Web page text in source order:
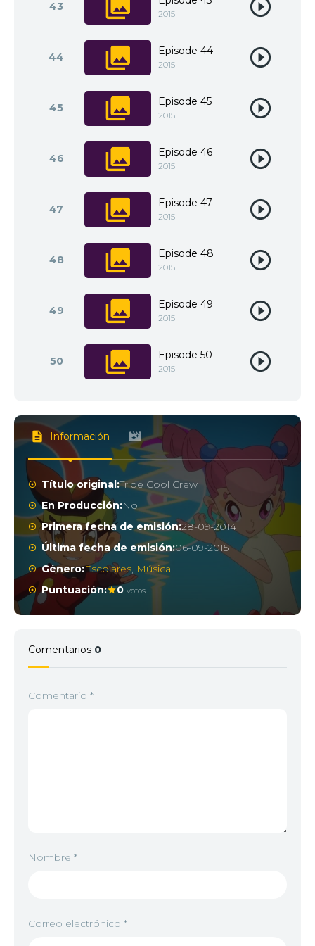
43
2015
44 Episode 44
2015
45 Episode 45
2015
46 Episode 46
2015
47 Episode 47
2015
48 Episode 48
2015
49 Episode 49
2015
50 Episode 50
2015
Información
Título original:Tribe Cool Crew
En Producción:No
Primera fecha de emisión:28-09-2014
Última fecha de emisión:06-09-2015
Género:Escolares, Música
Puntuación:
0 votos
Comentarios 0
Comentario *
Nombre *
Correo electrónico *